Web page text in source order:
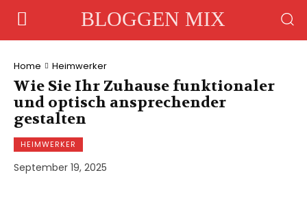
BLOGGEN MIX
Home Heimwerker
Wie Sie Ihr Zuhause funktionaler
und optisch ansprechender
gestalten
HEIMWERKER
September 19, 2025